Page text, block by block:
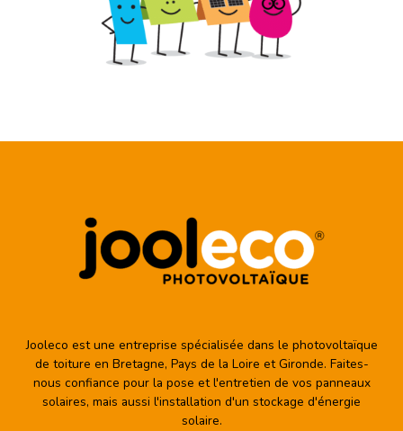
Jooleco est une entreprise spécialisée dans le photovoltaïque
de toiture en Bretagne, Pays de la Loire et Gironde. Faites-
nous confiance pour la pose et l'entretien de vos panneaux
solaires, mais aussi l'installation d'un stockage d'énergie
solaire.